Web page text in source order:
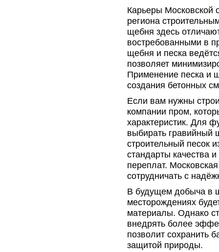
Карьеры Московской
региона
щебня здесь
востребованными в
щебня и песка
позволяет
Применение песка и
создания бетонных
Если вам нужны
компании пром,
характеристик. Для
выбирать
строительный песок
стандарты качества
переплат.
сотрудничать с
В будущем добыча в
месторождениях
материалы. Однако
внедрять более
позволит сохранить
защитой природы.